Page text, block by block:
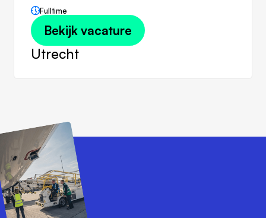
Fulltime
Bekijk vacature
Utrecht